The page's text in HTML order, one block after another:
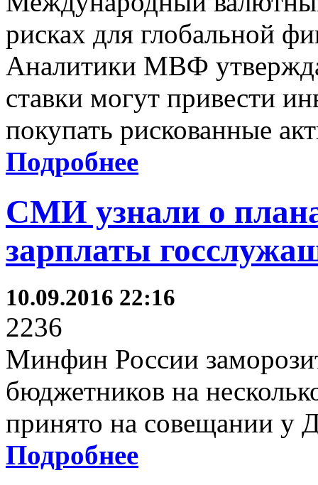
рисках для глобальной
Аналитики МВФ
ставки могут привести
покупать рискованные
Подробнее
СМИ узнали о
зарплаты
10.09.2016 22:16
2236
Минфин России
бюджетников на
принято на совещании у
Подробнее